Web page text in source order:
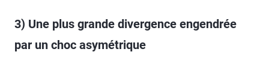
3) Une plus grande divergence engendrée
par un choc asymétrique